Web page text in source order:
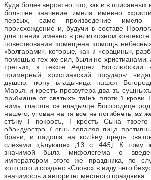
Куда более вероятно, что, как и в описанных
большее значение имела именно
первых, само произведение имело
происхождение и, будучи в составе
для чтения именно в религиозном
повествования помещена помощь
«болгарами», которые, как и «срацины»,
помощью тех же сил, были не христианами,
третьих, в тексте Андрей Боголюбский
примерный христианский государь:
душею, iкону владычица нашея
Марья, и крестъ прозвутера два въ
приїмаше от святыхъ таiнъ плоти ї крови
нимь, глаголя се владычце Богородице
нашего, уповая на тя все не погибнеть, аз
стѣну i покровъ, i крестъ Сына
обоидуостро, ї огнь попаляя лица
брани, и падоша на колѣну предъ
слезами цѣлующе» [13 с. 445]. К тому
значимой была мифологема о
императором этого же праздника, по
которого и создано «Слово», в виду чего
значимость и авторитет местного праздника.